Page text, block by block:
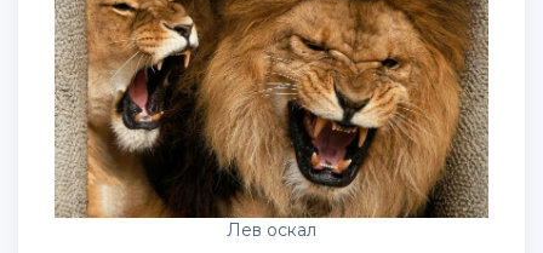
Лев оскал